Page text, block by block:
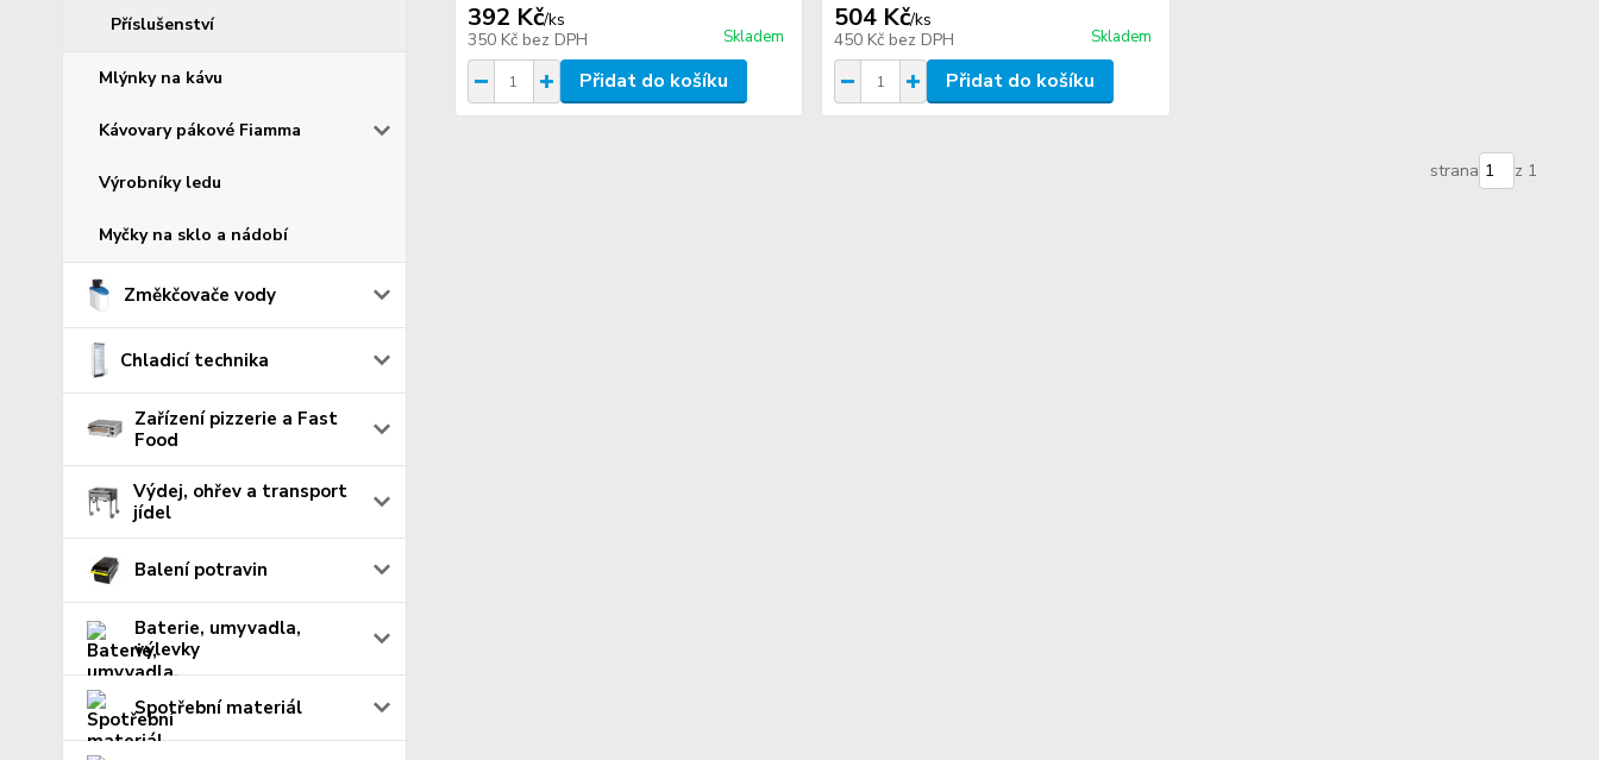
Příslušenství
Mlýnky na kávu
Kávovary pákové Fiamma
Výrobníky ledu
Myčky na sklo a nádobí
Změkčovače vody
Chladicí technika
Zařízení pizzerie a Fast
Food
Výdej, ohřev a transport
jídel
Balení potravin
Baterie, umyvadla,
výlevky
Spotřební materiál
392 Kč/ks
350 Kč bez DPH Skladem
Přidat do košíku
504 Kč/ks
450 Kč bez DPH Skladem
Přidat do košíku
strana z 1